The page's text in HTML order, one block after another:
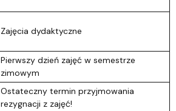
Zajęcia dydaktyczne
Pierwszy dzień zajęć w semestrze
zimowym
Ostateczny termin przyjmowania
rezygnacji z zajęć!